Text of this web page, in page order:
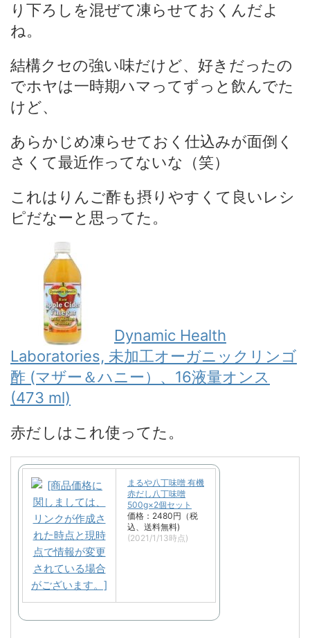
り下ろしを混ぜて凍らせておくんだよ
ね。
結構クセの強い味だけど、好きだったの
でホヤは一時期ハマってずっと飲んでた
けど、
あらかじめ凍らせておく仕込みが面倒く
さくて最近作ってないな（笑）
これはりんご酢も摂りやすくて良いレシ
ピだなーと思ってた。
Dynamic Health
Laboratories, 未加工オーガニックリンゴ
酢 (マザー＆ハニー）、16液量オンス
(473 ml)
赤だしはこれ使ってた。
まるや八丁味噌 有機
赤だし八丁味噌
500g×2個セット
価格：2480円（税
込、送料無料)
(2021/1/13時点)